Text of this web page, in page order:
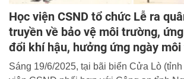
Học viện CSND tổ chức Lễ ra
truyền về bảo vệ môi trường,
đổi khí hậu, hưởng ứng ngày
giới năm 2025
Sáng 19/6/2025, tại bãi biển Cửa Lò